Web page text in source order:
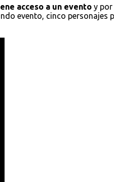
acceso a un evento y por
evento, cinco